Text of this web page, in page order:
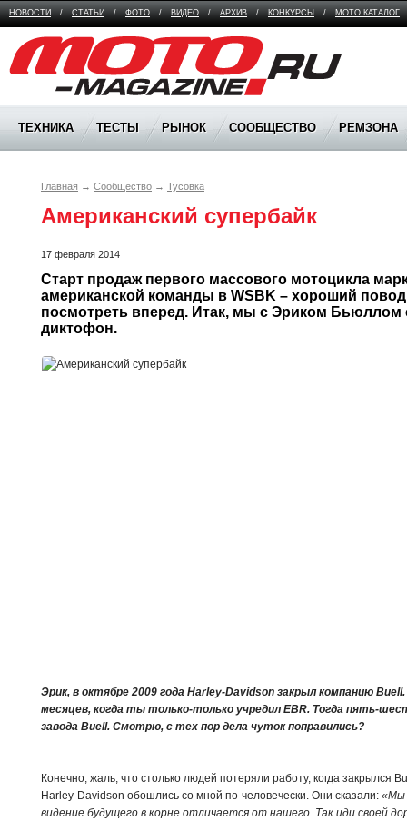
НОВОСТИ / СТАТЬИ / ФОТО / ВИДЕО / АРХИВ / КОНКУРСЫ / МОТО КАТАЛОГ
Moto Magazine
ТЕХНИКА ТЕСТЫ РЫНОК СООБЩЕСТВО РЕМЗОНА
Главная → Сообщество → Тусовка
Американский супербайк
17 февраля 2014
Старт продаж первого массового мотоцикла
американской команды в WSBK – хороший повод
посмотреть вперед. Итак, мы с Эриком
диктофон.
Эрик, в октябре 2009 года Harley-Davidson закрыл компанию
месяцев, когда ты только-только учредил EBR. Тогда пять-
завода Buell. Смотрю, с тех пор дела чуток поправились?
Конечно, жаль, что столько людей потеряли работу, когда закрылся
Harley-Davidson обошлись со мной по-человечески. Они сказали: «Мы
видение будущего в корне отличается от нашего. Так иди своей